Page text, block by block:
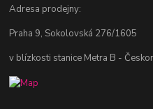
Adresa prodejny:
Praha 9, Sokolovská 276/1605
v blízkosti stanice Metra B -